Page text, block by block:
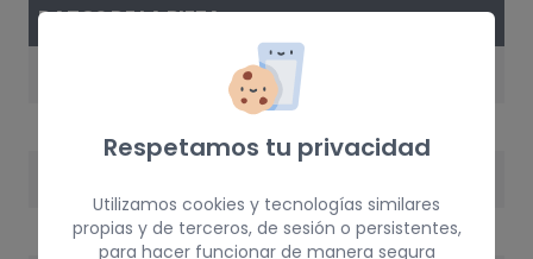
DATOS DE LA PIEZA
2002
Respetamos tu privacidad
Utilizamos cookies y tecnologías similares
propias y de terceros, de sesión o persistentes,
para hacer funcionar de manera segura